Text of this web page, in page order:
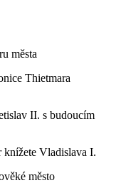
města
Thietmara
II. s budoucím
knížete Vladislava I.
město